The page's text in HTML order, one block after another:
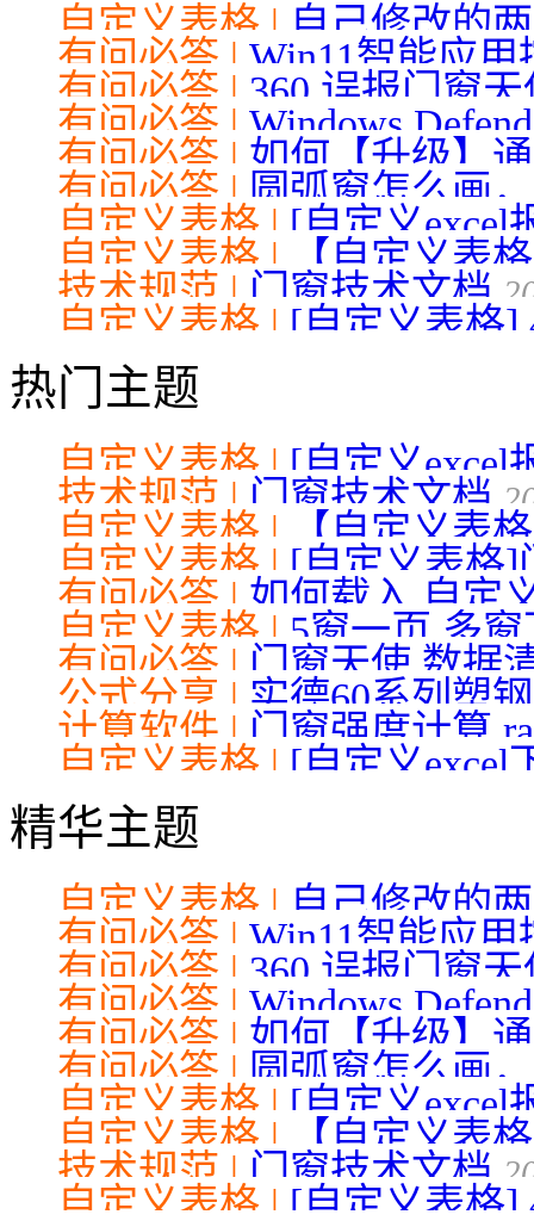
自定义表格 | 自己修改的
2021-10-26
有问必答 | Win11智能应
04-26
有问必答 | 360 误报门窗
18
有问必答 | Windows
有问必答 | 如何【升级】
04-12
有问必答 | 圆弧窗怎么画
自定义表格 | [自定义excel
11-24
自定义表格 | 【自定义表
技术规范 | 门窗技术文档
自定义表格 | [自定义表格]
热门主题
自定义表格 | [自定义excel
11-24
技术规范 | 门窗技术文档
自定义表格 | 【自定义表
自定义表格 | [自定义表格]
有问必答 | 如何载入 自定
自定义表格 | 5窗一页 多
有问必答 | 门窗天使 数据
公式分享 | 实德60系列塑
计算软件 | 门窗强度计算
自定义表格 | [自定义excel
24
精华主题
自定义表格 | 自己修改的
2021-10-26
有问必答 | Win11智能应
04-26
有问必答 | 360 误报门窗
18
有问必答 | Windows
有问必答 | 如何【升级】
04-12
有问必答 | 圆弧窗怎么画
自定义表格 | [自定义excel
11-24
自定义表格 | 【自定义表
技术规范 | 门窗技术文档
自定义表格 | [自定义表格]